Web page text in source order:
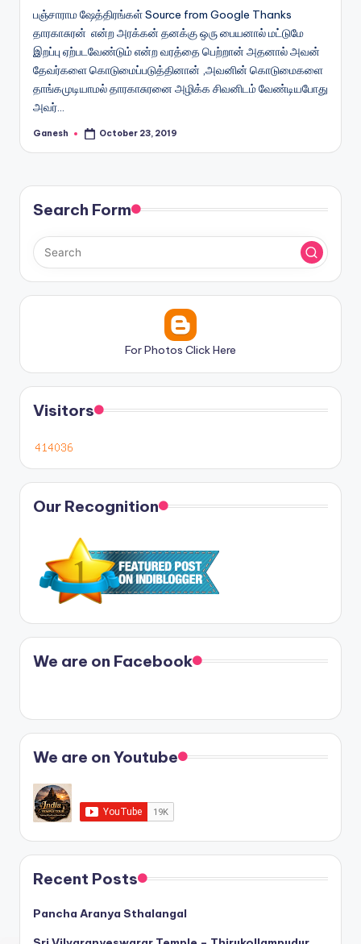
பஞ்சாராம ஷேத்திரங்கள் Source from Google Thanks
தாரகாசுரன் என்ற அரக்கன் தனக்கு ஒரு பையனால் மட்டுமே
இறப்பு ஏற்படவேண்டும் என்ற வரத்தை பெற்றான் அதனால் அவன்
தேவர்களை கொடுமைப்படுத்தினான் ,அவனின் கொடுமைகளை
தாங்கமுடியாமல் தாரகாசுரனை அழிக்க சிவனிடம் வேண்டியபோது
அவர்…
Posted
Ganesh October 23, 2019
Search Form
For Photos Click Here
Visitors
Our Recognition
We are on Facebook
We are on Youtube
Recent Posts
Pancha Aranya Sthalangal